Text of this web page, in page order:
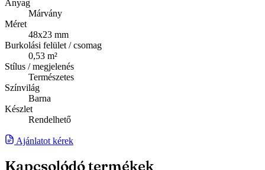
Anyag
Márvány
Méret
48x23 mm
Burkolási felület / csomag
0,53 m²
Stílus / megjelenés
Természetes
Színvilág
Barna
Készlet
Rendelhető
Ajánlatot kérek
Kapcsolódó termékek